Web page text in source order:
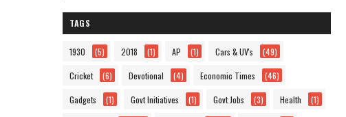
TAGS
1930 (5) 2018 (1) AP (1) Cars & UV's (49)
Cricket (6) Devotional (4) Economic Times (46)
Gadgets (1) Govt Initiatives (1) Govt Jobs (3) Health (1)